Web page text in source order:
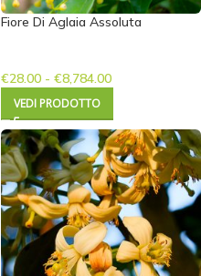
Fiore Di Aglaia Assoluta
€28.00 - €8,784.00
VEDI PRODOTTO